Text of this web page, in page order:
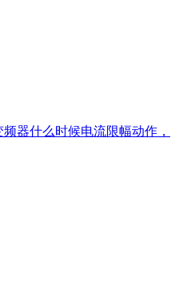
器什么时候电流限幅动作，